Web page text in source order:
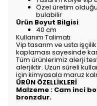
Özel üretim
bulabilir
Ürün Boyut Bilgisi
40 cm
Kullanım Talimatı
Vip tasarım ve usta
kaplaması sayesinde
Tüm ürünlerimiz alerji
alerjiktir. Uzun süreli
için kimyasala maruz
ÜRÜN ÖZELLİKLERİ
Malzeme : Cam inci
bronzdur.